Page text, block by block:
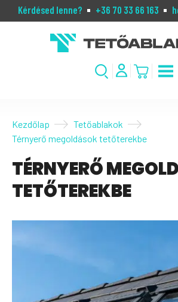
Kérdésed lenne? +36 70 33 66 163
Kezdőlap
Tetőablakok
Térnyerő megoldások tetőterekbe
TÉRNYERŐ
TETŐTEREKBE